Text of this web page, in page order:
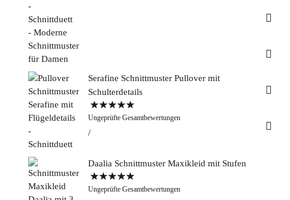
&
Serafine Schnittmuster Pullover mit
Schulterdetails
Bewertet mit
5.00von 5
Ungeprüfte Gesamtbewertungen
Daalia Schnittmuster Maxikleid mit Stufen
Bewertet mit
5.00von 5
Ungeprüfte Gesamtbewertungen